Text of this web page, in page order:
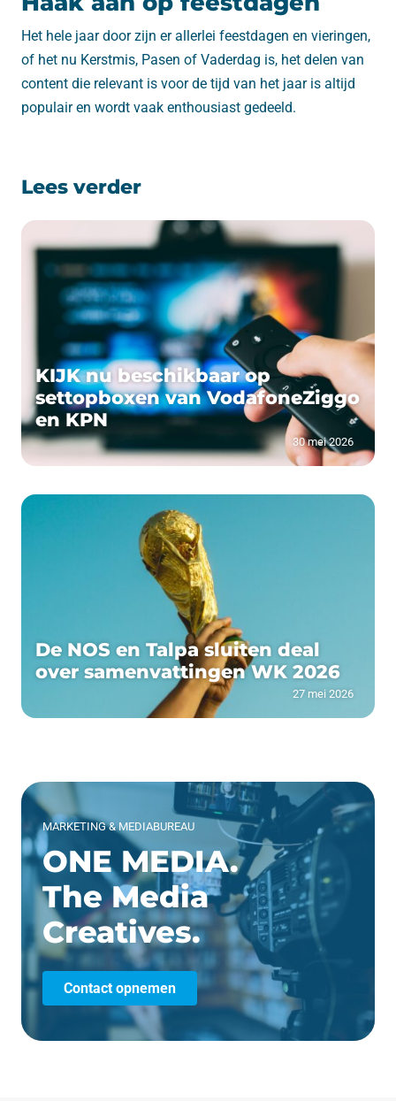
Het hele jaar door zijn er allerlei feestdagen en vieringen,
of het nu Kerstmis, Pasen of Vaderdag is, het delen van
content die relevant is voor de tijd van het jaar is altijd
populair en wordt vaak enthousiast gedeeld.
Lees verder
KIJK nu beschikbaar op
settopboxen van VodafoneZiggo
en KPN
30 mei 2026
De NOS en Talpa sluiten deal
over samenvattingen WK 2026
27 mei 2026
MARKETING & MEDIABUREAU
ONE MEDIA.
The Media
Creatives.
Contact opnemen